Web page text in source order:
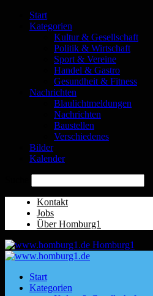
Start
Kategorien
Kultur & Gesellschaft
Politik & Wirtschaft
Sport & Vereine
Handel & Gastro
Gesundheit & Fitness
Nachrichten
Blaulichtmeldungen
Nachrichten
Baustellen
Verschiedenes
Bilder
Kalender
Kontakt
Jobs
Über Homburg1
Homburg1
Start
Kategorien